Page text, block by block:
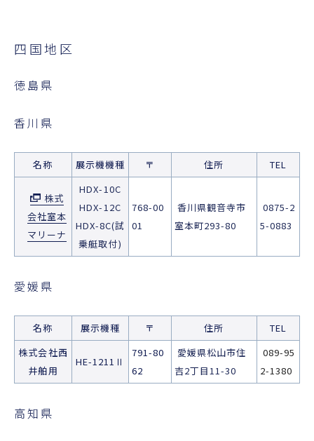
四国地区
徳島県
香川県
名称 展示機機種 〒 住所 TEL
株式
会社室本
マリーナ
HDX-10C
HDX-12C
HDX-8C(試
乗艇取付)
768-00
01
香川県観音寺市
室本町293-80
0875-2
5-0883
愛媛県
名称 展示機種 〒 住所
TEL
株式会社西
井舶用
HE-1211Ⅱ
791-80
62
愛媛県松山市住
吉2丁目11-30
089-95
2-1380
高知県